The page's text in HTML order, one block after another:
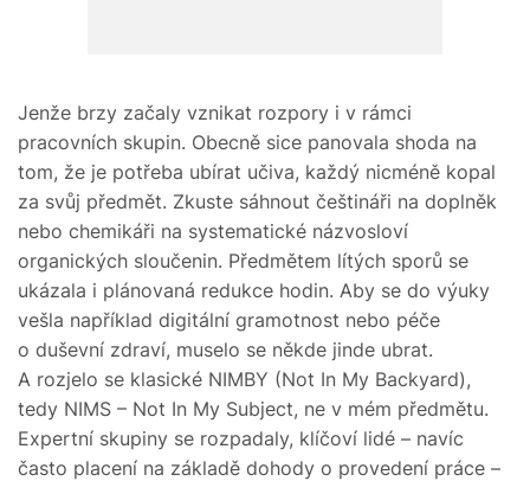
Jenže brzy začaly vznikat rozpory i v rámci
pracovních skupin. Obecně sice panovala shoda na
tom, že je potřeba ubírat učiva, každý nicméně kopal
za svůj předmět. Zkuste sáhnout češtináři na doplněk
nebo chemikáři na systematické názvosloví
organických sloučenin. Předmětem lítých sporů se
ukázala i plánovaná redukce hodin. Aby se do výuky
vešla například digitální gramotnost nebo péče
o duševní zdraví, muselo se někde jinde ubrat.
A rozjelo se klasické NIMBY (Not In My Backyard),
tedy NIMS – Not In My Subject, ne v mém předmětu.
Expertní skupiny se rozpadaly, klíčoví lidé – navíc
často placení na základě dohody o provedení práce –